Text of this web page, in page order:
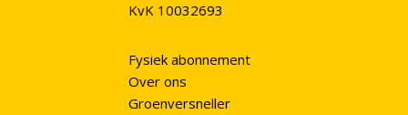
KvK 10032693
Fysiek abonnement
Over ons
Groenversneller